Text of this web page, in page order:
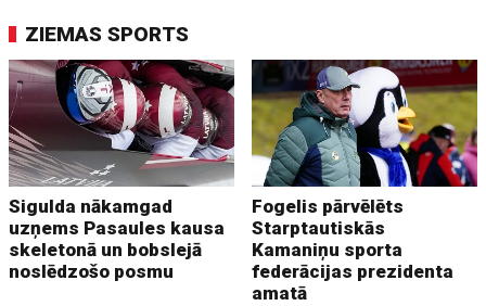
ZIEMAS SPORTS
Sigulda nākamgad
uzņems Pasaules kausa
skeletonā un bobslejā
noslēdzošo posmu
Fogelis pārvēlēts
Starptautiskās
Kamaniņu sporta
federācijas prezidenta
amatā